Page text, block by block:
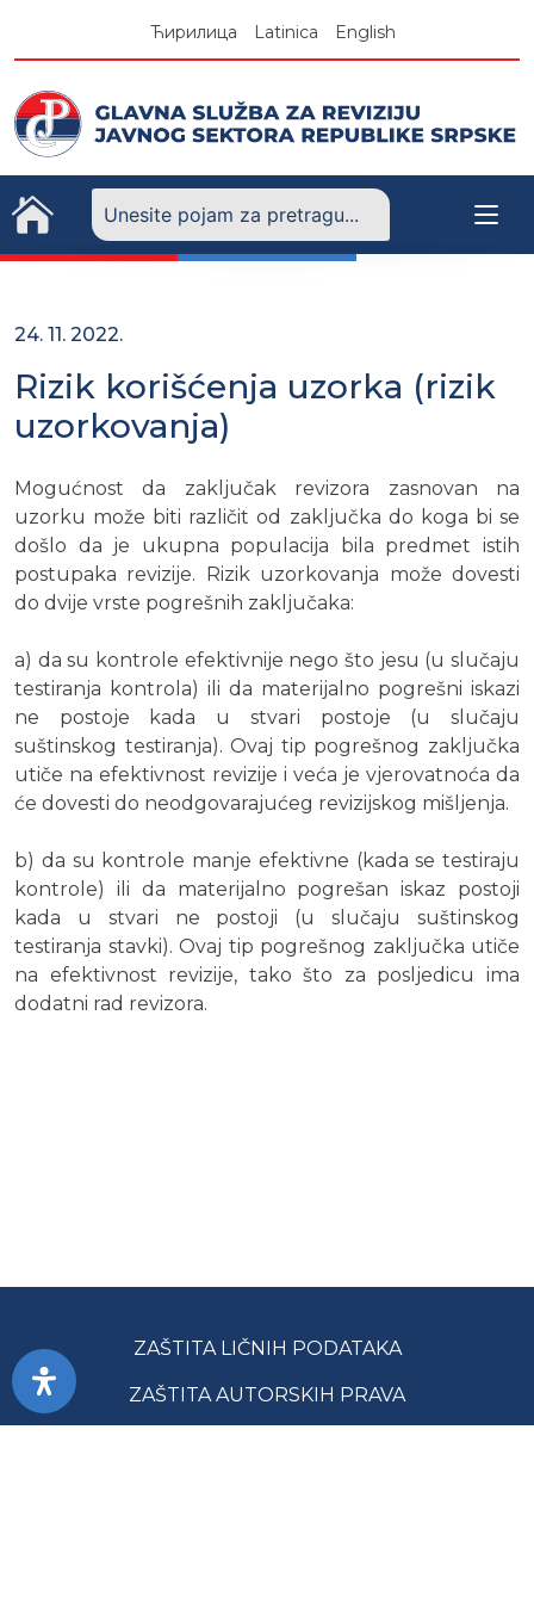
Ћирилица Latinica English
24. 11. 2022.
Rizik korišćenja uzorka (rizik
uzorkovanja)
Mogućnost da zaključak revizora zasnovan na
uzorku može biti različit od zaključka do koga bi se
došlo da je ukupna populacija bila predmet istih
postupaka revizije. Rizik uzorkovanja može dovesti
do dvije vrste pogrešnih zaključaka:
a) da su kontrole efektivnije nego što jesu (u slučaju
testiranja kontrola) ili da materijalno pogrešni iskazi
ne postoje kada u stvari postoje (u slučaju
suštinskog testiranja). Ovaj tip pogrešnog zaključka
utiče na efektivnost revizije i veća je vjerovatnoća da
će dovesti do neodgovarajućeg revizijskog mišljenja.
b) da su kontrole manje efektivne (kada se testiraju
kontrole) ili da materijalno pogrešan iskaz postoji
kada u stvari ne postoji (u slučaju suštinskog
testiranja stavki). Ovaj tip pogrešnog zaključka utiče
na efektivnost revizije, tako što za posljedicu ima
dodatni rad revizora.
ZAŠTITA LIČNIH PODATAKA
ZAŠTITA AUTORSKIH PRAVA